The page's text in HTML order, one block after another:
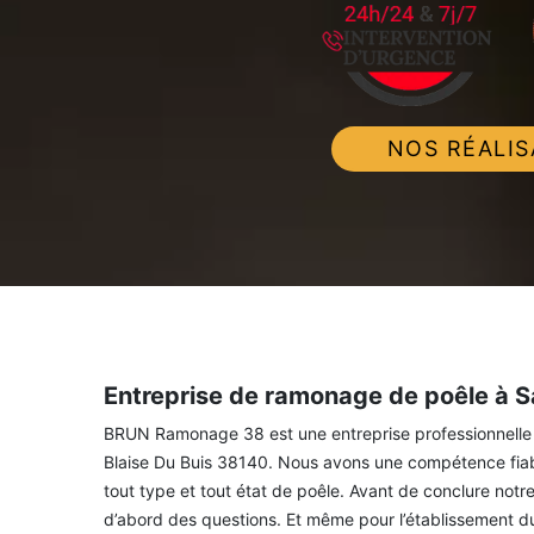
NOS
Entreprise de ramonage de poêle à
BRUN Ramonage 38 est une entreprise
Blaise Du Buis 38140. Nous avons une compétence
tout type et tout état de poêle. Avant de conclure
d’abord des questions. Et même pour